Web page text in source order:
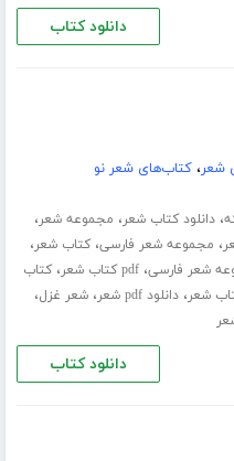
دانلود کتاب
شعر،کتاب‌های شعر نو
،دانلود کتاب شعر، مجموعه شعر،
، مجموعه شعر فارسی،کتاب شعر،
شعر فارسی،pdf کتاب شعر ،کتاب
،دانلود pdf شعر ،شعر غزل،
دانلود کتاب